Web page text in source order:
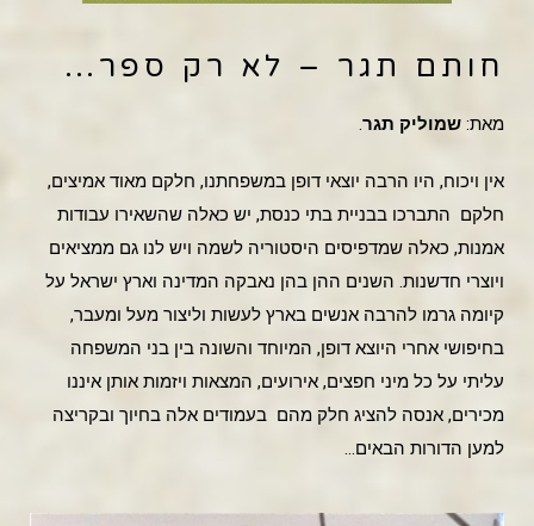
חותם תגר – לא רק ספר…
מאת: שמוליק תגר.
אין ויכוח, היו הרבה יוצאי דופן במשפחתנו, חלקם מאוד אמיצים,
חלקם התברכו בבניית בתי כנסת, יש כאלה שהשאירו עבודות
אמנות, כאלה שמדפיסים היסטוריה לשמה ויש לנו גם ממציאים
ויוצרי חדשנות. השנים ההן בהן נאבקה המדינה וארץ ישראל על
קיומה גרמו להרבה אנשים בארץ לעשות וליצור מעל ומעבר,
בחיפושי אחרי היוצא דופן, המיוחד והשונה בין בני המשפחה
עליתי על כל מיני חפצים, אירועים, המצאות ויזמות אותן איננו
מכירים, אנסה להציג חלק מהם בעמודים אלה בחיוך ובקריצה
למען הדורות הבאים…